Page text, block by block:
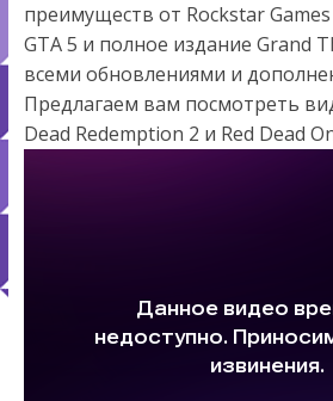
преимуществ от Rockstar
GTA 5 и полное издание Grand
всеми обновлениями и
Предлагаем вам посмотреть
Dead Redemption 2 и Red Dead